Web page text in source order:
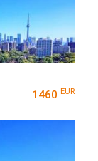
1460 EUR